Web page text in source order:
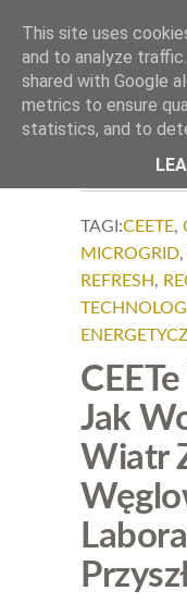
TAGI:CEETE,
MICROGRID,
REFRESH,
Jak
Wiatr
This site uses
and to analyze
shared with Google
metrics to ensure
statistics, and to